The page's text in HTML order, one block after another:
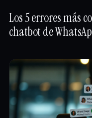
Los 5 errores más
chatbot de